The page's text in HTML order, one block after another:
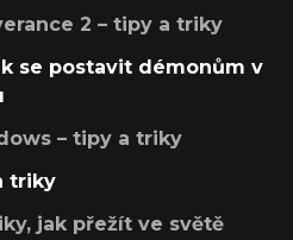
2 – tipy a triky
se postavit démonům v
– tipy a triky
triky
jak přežít ve světě